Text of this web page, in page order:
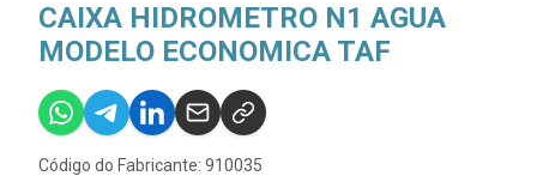
CAIXA HIDROMETRO N1 AGUA
MODELO ECONOMICA TAF
Código do Fabricante: 910035